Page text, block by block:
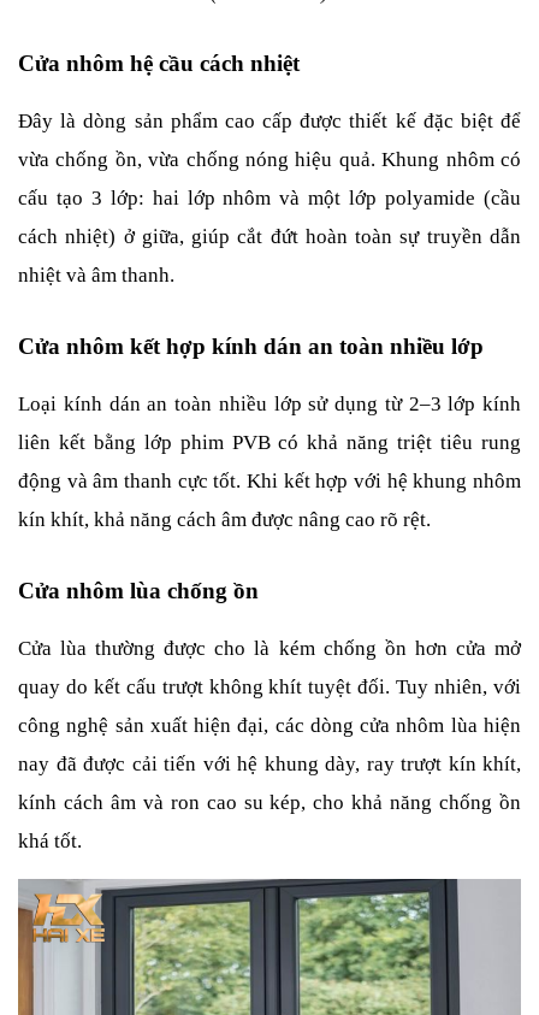
Cửa nhôm hệ cầu cách nhiệt
Đây là dòng sản phẩm cao cấp được thiết kế đặc biệt để
vừa chống ồn, vừa chống nóng hiệu quả. Khung nhôm có
cấu tạo 3 lớp: hai lớp nhôm và một lớp polyamide (cầu
cách nhiệt) ở giữa, giúp cắt đứt hoàn toàn sự truyền dẫn
nhiệt và âm thanh.
Cửa nhôm kết hợp kính dán an toàn nhiều lớp
Loại kính dán an toàn nhiều lớp sử dụng từ 2–3 lớp kính
liên kết bằng lớp phim PVB có khả năng triệt tiêu rung
động và âm thanh cực tốt. Khi kết hợp với hệ khung nhôm
kín khít, khả năng cách âm được nâng cao rõ rệt.
Cửa nhôm lùa chống ồn
Cửa lùa thường được cho là kém chống ồn hơn cửa mở
quay do kết cấu trượt không khít tuyệt đối. Tuy nhiên, với
công nghệ sản xuất hiện đại, các dòng cửa nhôm lùa hiện
nay đã được cải tiến với hệ khung dày, ray trượt kín khít,
kính cách âm và ron cao su kép, cho khả năng chống ồn
khá tốt.